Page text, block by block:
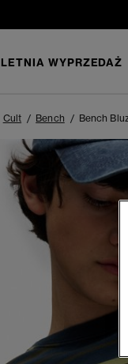
LETNIA WYPRZEDAŻ
Cult Bench Bench